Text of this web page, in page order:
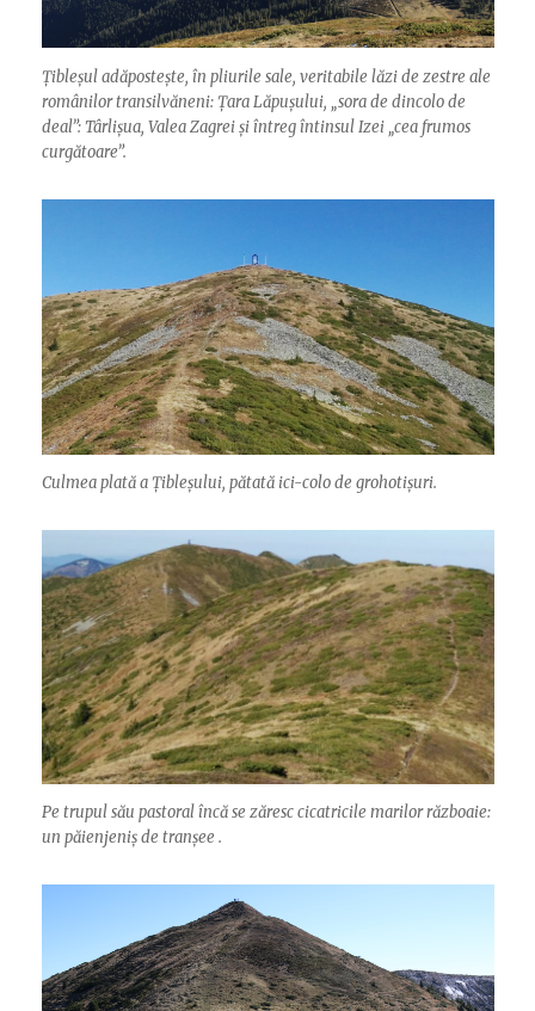
Țibleșul adăpostește, în pliurile sale, veritabile lăzi de zestre ale
românilor transilvăneni: Țara Lăpușului, „sora de dincolo de
deal”: Târlișua, Valea Zagrei și întreg întinsul Izei „cea frumos
curgătoare”.
Culmea plată a Țibleșului, pătată ici-colo de grohotișuri.
Pe trupul său pastoral încă se zăresc cicatricile marilor războaie:
un păienjeniș de tranșee .